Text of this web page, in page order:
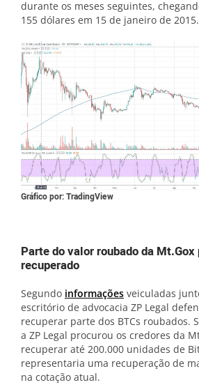
durante os meses seguintes,
155 dólares em 15 de janeiro de 2015.
Gráfico por: TradingView
Parte do valor roubado da Mt.Gox
recuperado
Segundo informações veiculadas
escritório de advocacia ZP Legal
recuperar parte dos BTCs roubados.
a ZP Legal procurou os credores da
recuperar até 200.000 unidades de
representaria uma recuperação de
na cotação atual.